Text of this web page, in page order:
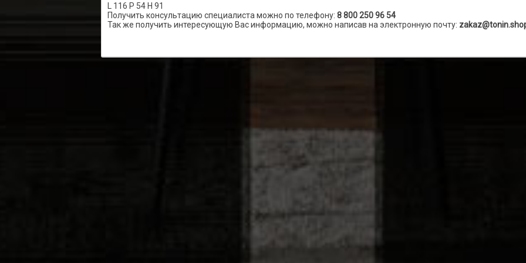
L 116 P 54 H 91
Получить консультацию специалиста можно по телефону: 8 800 250 96 54
Так же получить интересующую Вас информацию, можно написав на электронную почту: